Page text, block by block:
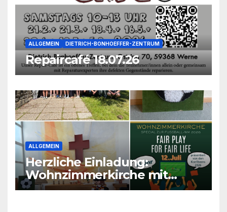
ALLGEMEIN DIETRICH-BONHOEFFER-ZENTRUM
Repaircafé 18.07.26
ALLGEMEIN
Herzliche Einladung:
Wohnzimmerkirche mit
unseren Konfis